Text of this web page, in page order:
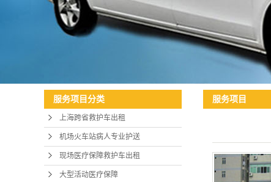
服务项目分类
上海跨省救护车出租
机场火车站病人专业护送
现场医疗保障救护车出租
大型活动医疗保障
服务项目